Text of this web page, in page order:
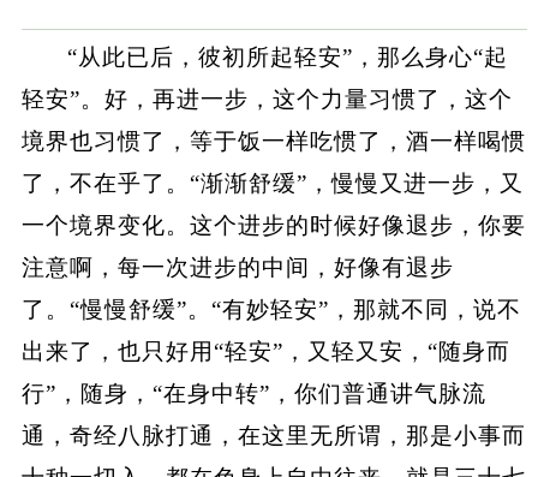
“从此已后，彼初所起轻安”，那么身心“起
轻安”。好，再进一步，这个力量习惯了，这个
境界也习惯了，等于饭一样吃惯了，酒一样喝惯
了，不在乎了。“渐渐舒缓”，慢慢又进一步，又
一个境界变化。这个进步的时候好像退步，你要
注意啊，每一次进步的中间，好像有退步
了。“慢慢舒缓”。“有妙轻安”，那就不同，说不
出来了，也只好用“轻安”，又轻又安，“随身而
行”，随身，“在身中转”，你们普通讲气脉流
通，奇经八脉打通，在这里无所谓，那是小事而